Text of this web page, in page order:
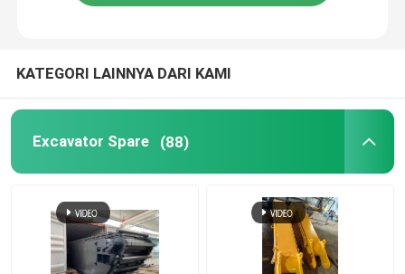
Model Kendaraan Konstruksi
KATEGORI LAINNYA DARI KAMI
Excavator Spare (88)